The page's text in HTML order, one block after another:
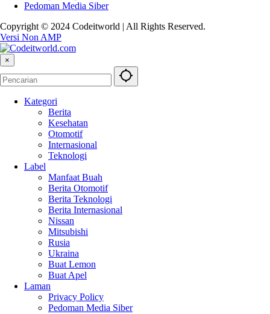
Pedoman Media Siber
Copyright © 2024 Codeitworld | All Rights Reserved.
Versi Non AMP
×
Kategori
Berita
Kesehatan
Otomotif
Internasional
Teknologi
Label
Manfaat Buah
Berita Otomotif
Berita Teknologi
Berita Internasional
Nissan
Mitsubishi
Rusia
Ukraina
Buat Lemon
Buat Apel
Laman
Privacy Policy
Pedoman Media Siber